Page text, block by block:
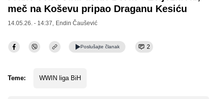
meč na Koševu pripao Draganu Kesiću
14.05.26. - 14:37, Endin Čaušević
Poslušajte članak 2
Teme: WWIN liga BiH